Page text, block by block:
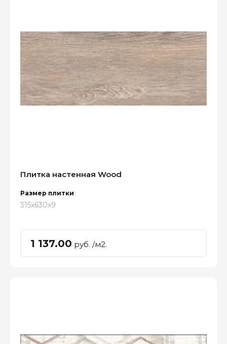
Плитка настенная Wood
Размер плитки
315x630x9
1 137.00 руб. /м2.